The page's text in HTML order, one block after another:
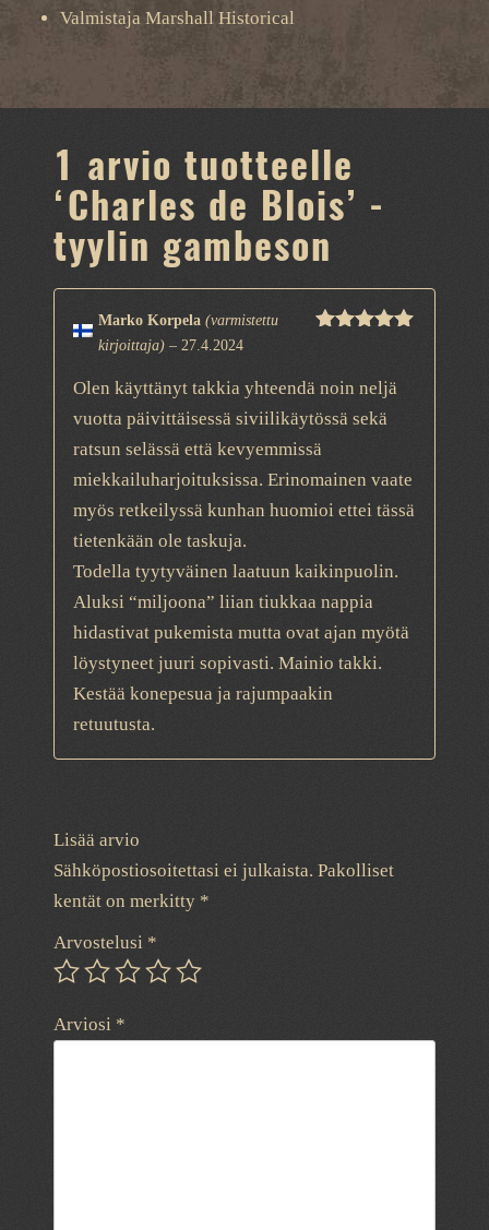
Valmistaja Marshall Historical
1 arvio tuotteelle
‘Charles de Blois’ -
tyylin gambeson
5/ 5
Marko Korpela (varmistettu
kirjoittaja) – 27.4.2024
Olen käyttänyt takkia yhteendä noin neljä
vuotta päivittäisessä siviilikäytössä sekä
ratsun selässä että kevyemmissä
miekkailuharjoituksissa. Erinomainen vaate
myös retkeilyssä kunhan huomioi ettei tässä
tietenkään ole taskuja.
Todella tyytyväinen laatuun kaikinpuolin.
Aluksi “miljoona” liian tiukkaa nappia
hidastivat pukemista mutta ovat ajan myötä
löystyneet juuri sopivasti. Mainio takki.
Kestää konepesua ja rajumpaakin
retuutusta.
Lisää arvio
Sähköpostiosoitettasi ei julkaista. Pakolliset
kentät on merkitty *
Arvostelusi *
Arviosi *